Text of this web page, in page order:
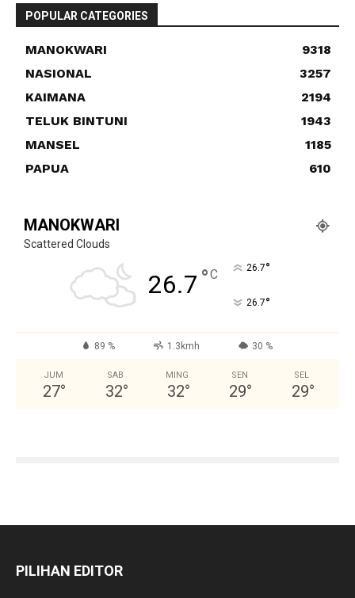
POPULAR CATEGORIES
MANOKWARI
9318
NASIONAL
3257
KAIMANA
2194
TELUK BINTUNI
1943
MANSEL
1185
PAPUA
610
MANOKWARI
Scattered Clouds
26.7 °C 26.7°
26.7°
89 % 1.3kmh 30 %
JUM
27°
SAB
32°
MING
32°
SEN
29°
SEL
29°
PILIHAN EDITOR